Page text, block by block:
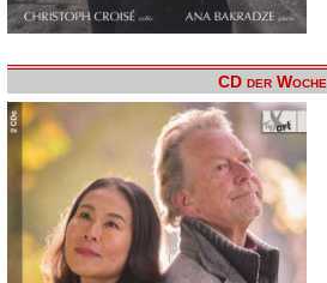
CD der Woche